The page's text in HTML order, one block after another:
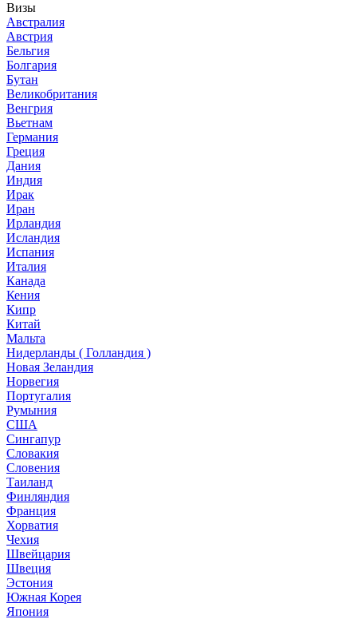
Визы
Австралия
Австрия
Бельгия
Болгария
Бутан
Великобритания
Венгрия
Вьетнам
Германия
Греция
Дания
Индия
Ирак
Иран
Ирландия
Исландия
Испания
Италия
Канада
Кения
Кипр
Китай
Мальта
Нидерланды ( Голландия )
Новая Зеландия
Норвегия
Португалия
Румыния
США
Сингапур
Словакия
Словения
Таиланд
Финляндия
Франция
Хорватия
Чехия
Швейцария
Швеция
Эстония
Южная Корея
Япония